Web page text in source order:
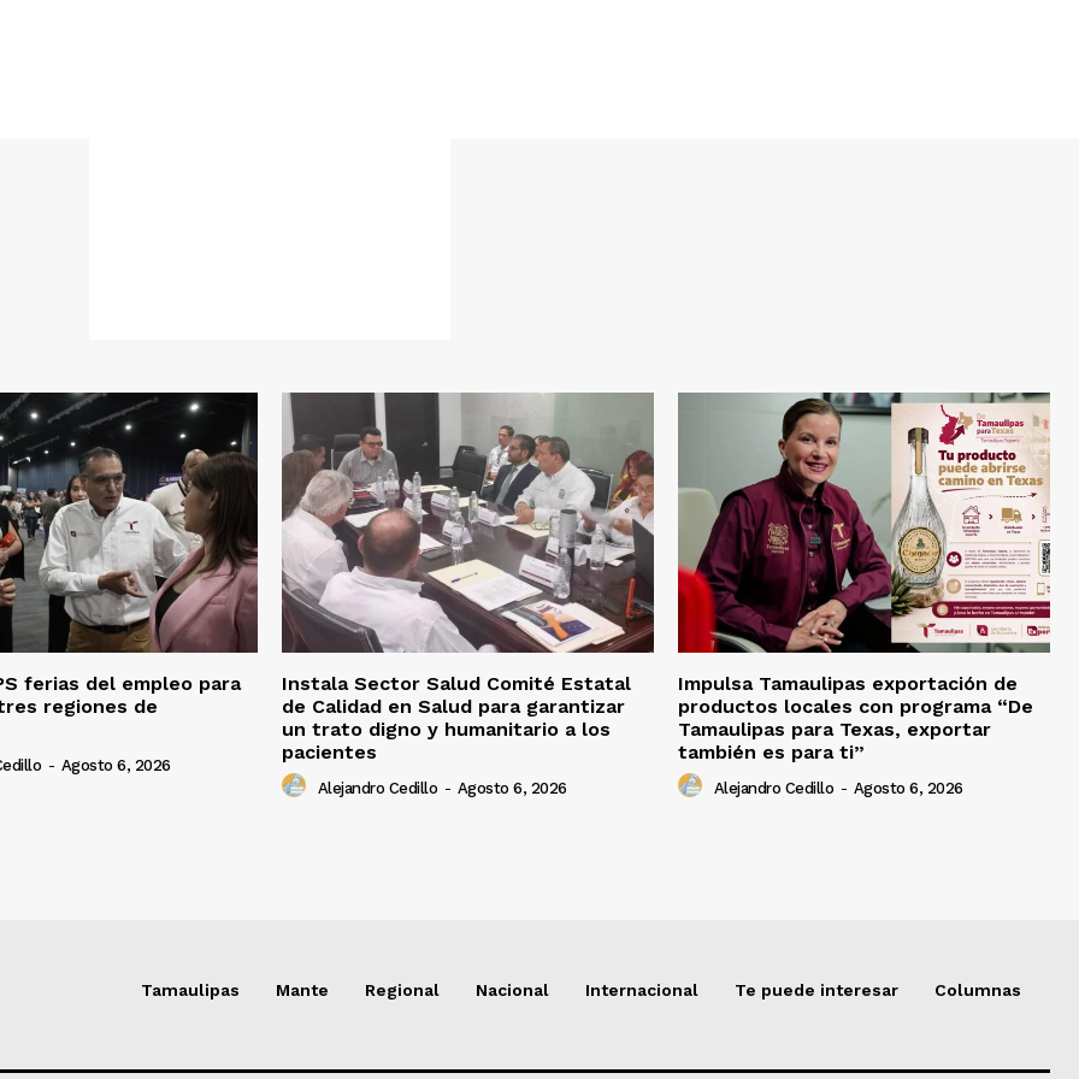
ferias del empleo para
regiones de
- Agosto 6, 2026
Instala Sector Salud Comité Estatal
de Calidad en Salud para garantizar
un trato digno y humanitario a los
pacientes
Alejandro Cedillo - Agosto 6, 2026
Impulsa Tamaulipas exportación de
productos locales con programa “De
Tamaulipas para Texas, exportar
también es para ti”
Alejandro Cedillo - Agosto 6, 2026
Tamaulipas Mante Regional Nacional Internacional Te puede interesar Columnas